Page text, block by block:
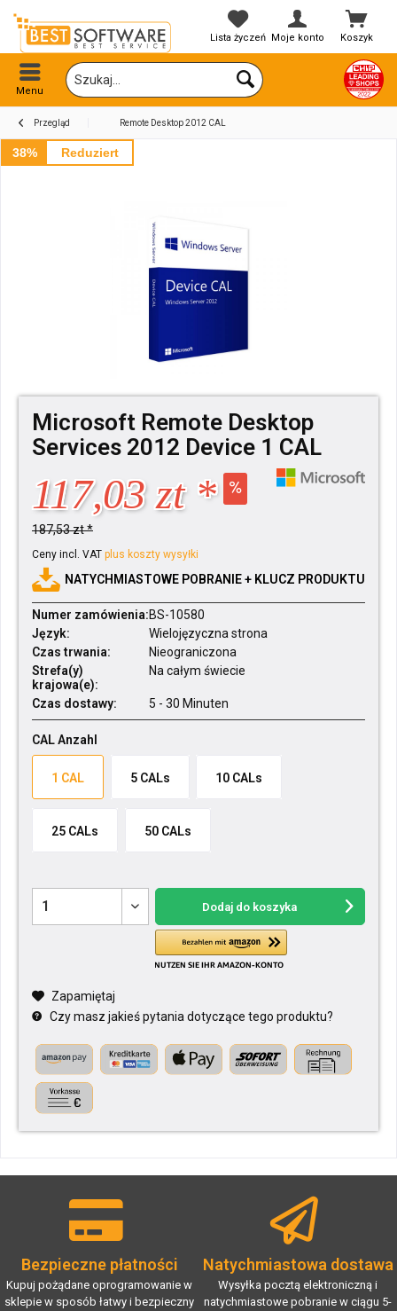
Koszyk
Lista życzeń Moje konto
Menu
Przegląd Remote Desktop 2012 CAL
38% Reduziert
Microsoft Remote Desktop
Services 2012 Device 1 CAL
117,03 zt *
187,53 zt *
Ceny incl. VAT plus koszty wysyłki
NATYCHMIASTOWE POBRANIE + KLUCZ PRODUKTU
Numer zamówienia:BS-10580
Język:
Wielojęzyczna strona
Czas trwania:
Nieograniczona
Strefa(y)
krajowa(e):
Na całym świecie
Czas dostawy: 5 - 30 Minuten
CAL Anzahl
1 CAL 5 CALs 10 CALs
25 CALs 50 CALs
Dodaj do koszyka
Zapamiętaj
Czy masz jakieś pytania dotyczące tego produktu?
Bezpieczne płatności
Kupuj pożądane oprogramowanie w
sklepie w sposób łatwy i bezpieczny
Natychmiastowa dostawa
Wysyłka pocztą elektroniczną i
natychmiastowe pobranie w ciągu 5-